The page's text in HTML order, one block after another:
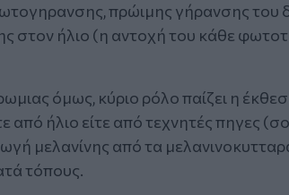
πρώιμης γήρανσης του
στον ήλιο (η αντοχή του κάθε
όμως, κύριο ρόλο παίζει η
από ήλιο είτε από τεχνητές πηγες
μελανίνης από τα
τόπους.